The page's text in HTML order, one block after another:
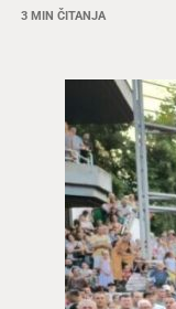
3 MIN ČITANJA